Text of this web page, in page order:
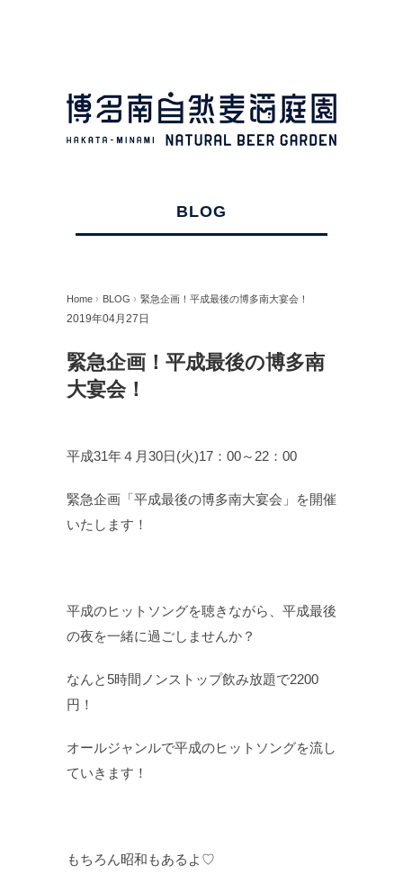
BLOG
Home › BLOG › 緊急企画！平成最後の博多南大宴会！
2019年04月27日
緊急企画！平成最後の博多南
大宴会！
平成31年４月30日(火)17：00～22：00
緊急企画「平成最後の博多南大宴会」を開催
いたします！
平成のヒットソングを聴きながら、平成最後
の夜を一緒に過ごしませんか？
なんと5時間ノンストップ飲み放題で2200
円！
オールジャンルで平成のヒットソングを流し
ていきます！
もちろん昭和もあるよ♡